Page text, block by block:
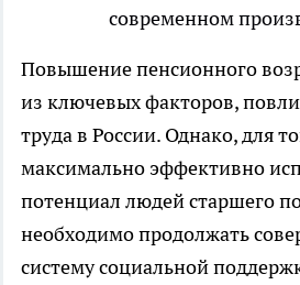
современном
Повышение пенсионного
из ключевых факторов,
труда в России. Однако, для
максимально эффективно
потенциал людей старшего
необходимо продолжать
систему социальной